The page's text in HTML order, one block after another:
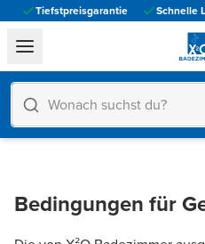
Tiefstpreisgarantie Schnelle
Bedingungen für